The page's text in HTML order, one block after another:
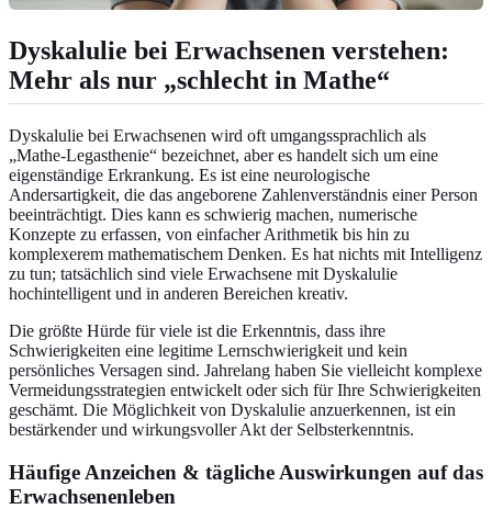
Dyskalulie bei Erwachsenen verstehen:
Mehr als nur „schlecht in Mathe“
Dyskalulie bei Erwachsenen wird oft umgangssprachlich als
„Mathe-Legasthenie“ bezeichnet, aber es handelt sich um eine
eigenständige Erkrankung. Es ist eine neurologische
Andersartigkeit, die das angeborene Zahlenverständnis einer Person
beeinträchtigt. Dies kann es schwierig machen, numerische
Konzepte zu erfassen, von einfacher Arithmetik bis hin zu
komplexerem mathematischem Denken. Es hat nichts mit Intelligenz
zu tun; tatsächlich sind viele Erwachsene mit Dyskalulie
hochintelligent und in anderen Bereichen kreativ.
Die größte Hürde für viele ist die Erkenntnis, dass ihre
Schwierigkeiten eine legitime Lernschwierigkeit und kein
persönliches Versagen sind. Jahrelang haben Sie vielleicht komplexe
Vermeidungsstrategien entwickelt oder sich für Ihre Schwierigkeiten
geschämt. Die Möglichkeit von Dyskalulie anzuerkennen, ist ein
bestärkender und wirkungsvoller Akt der Selbsterkenntnis.
Häufige Anzeichen & tägliche Auswirkungen auf das
Erwachsenenleben